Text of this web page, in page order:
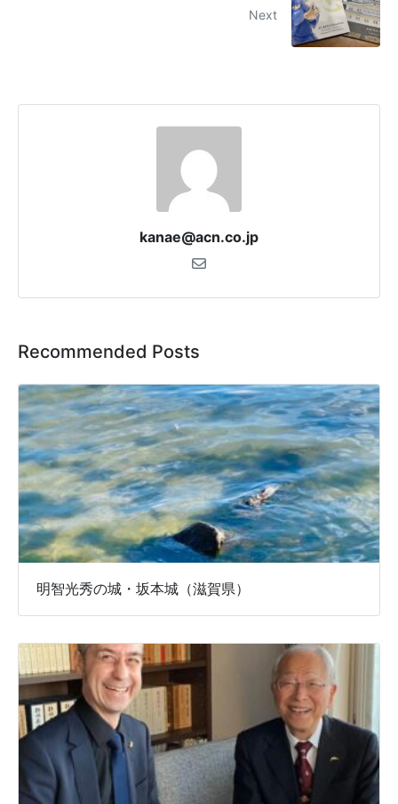
Next
kanae@acn.co.jp
Recommended Posts
明智光秀の城・坂本城（滋賀県）